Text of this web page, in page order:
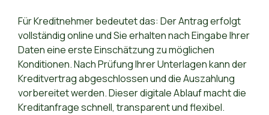
Für Kreditnehmer bedeutet das: Der Antrag erfolgt
vollständig online und Sie erhalten nach Eingabe Ihrer
Daten eine erste Einschätzung zu möglichen
Konditionen. Nach Prüfung Ihrer Unterlagen kann der
Kreditvertrag abgeschlossen und die Auszahlung
vorbereitet werden. Dieser digitale Ablauf macht die
Kreditanfrage schnell, transparent und flexibel.